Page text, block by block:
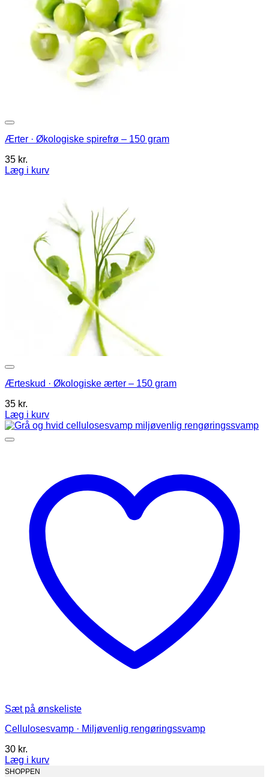
vælges
varesiden
Ærter · Økologiske spirefrø – 150 gram
35 kr.
Læg i kurv
Ærteskud · Økologiske ærter – 150 gram
35 kr.
Læg i kurv
Sæt på ønskeliste
Cellulosesvamp · Miljøvenlig rengøringssvamp
30 kr.
Læg i kurv
Dette
SHOPPEN